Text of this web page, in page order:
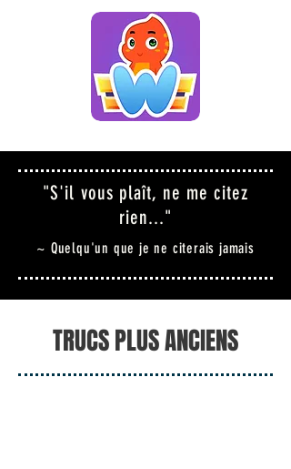
"S'il vous plaît, ne me citez
rien..."
~ Quelqu'un que je ne citerais jamais
TRUCS PLUS ANCIENS